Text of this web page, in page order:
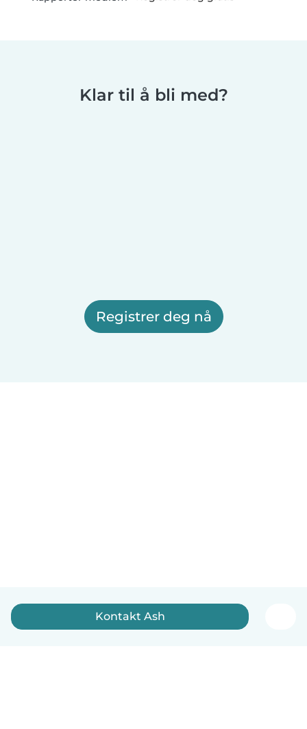
Klar til å bli med?
Registrer deg nå
Kontakt Ash